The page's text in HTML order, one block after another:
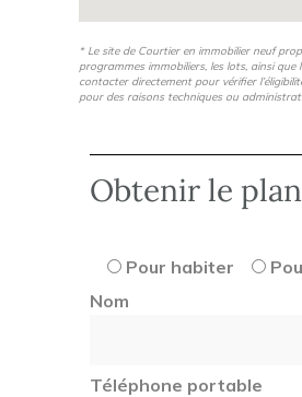
* Le site de Courtier en immobilier neuf
programmes immobiliers, les lots, ainsi que
contacter directement pour vérifier
pour des raisons techniques ou
Obtenir le
Pour habiter
Nom
Téléphone portable